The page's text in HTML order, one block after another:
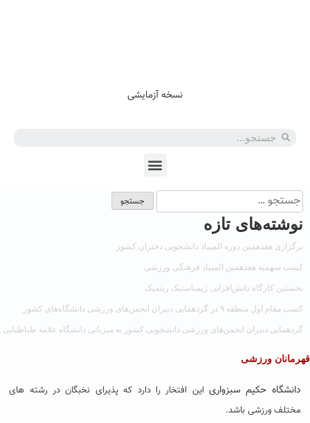
نسخه آزمایشی
نوشته‌های تازه
برگزاری هفدهمین دوره المپیاد دانشجویی دختران کشور
کسب سهمیه هفدهمین المپیاد فرهنگی‌ ورزشی
نخستین کارگاه دانش‌افزایی ژیمناستیک ریتمیک
کسب مقام اول منطقه ۹ در گردهمایی دبیران انجمن‌های ورزشی دانشگاه‌های کشور
گردهمایی دبیران انجمن‌های ورزشی دانشجویی کشور به میزبانی دانشگاه علامه‌ طباطبایی
قهرمانان ورزشی
دانشگاه حکیم سبزواری این افتخار را دارد که پذیرای نخبگان در رشته های
مختلف ورزشی باشد.